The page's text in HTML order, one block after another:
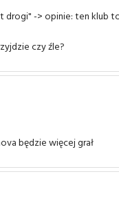
drogi" -> opinie: ten klub
czy źle?
będzie więcej grał